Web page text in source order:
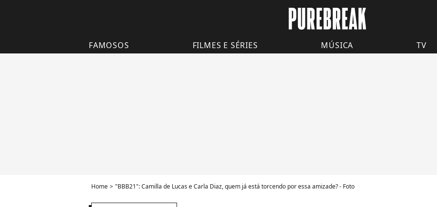
FAMOSOS FILMES E SÉRIES MÚSICA TV
Home "BBB21": Camilla de Lucas e Carla Diaz, quem já está torcendo por essa amizade? - Foto